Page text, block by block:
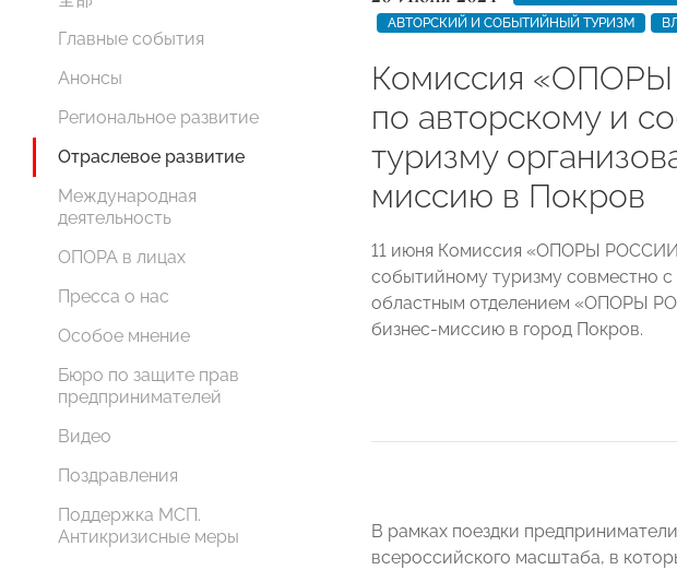
Главные события
Анонсы
Региональное развитие
Отраслевое развитие
Международная
деятельность
ОПОРА в лицах
Пресса о нас
Особое мнение
Бюро по защите прав
предпринимателей
Видео
Поздравления
Поддержка МСП.
Антикризисные меры
АВТОРСКИЙ И СОБЫТИЙНЫЙ ТУРИЗМ
Комиссия
по авторскому и
туризму
миссию в Покров
11 июня Комиссия «ОПОРЫ
событийному туризму совместно
областным отделением «ОПОРЫ
бизнес-миссию в город Покров.
В рамках поездки
всероссийского масштаба, в